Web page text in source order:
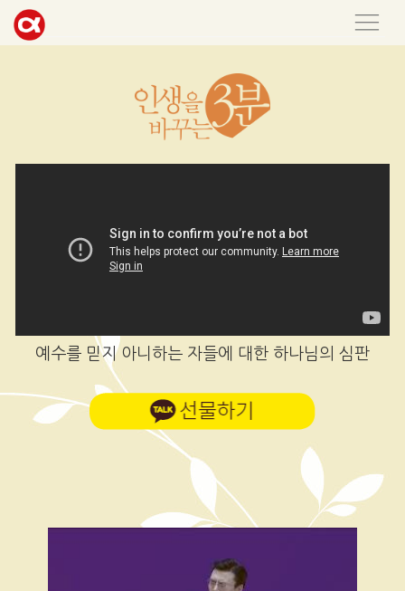
예수를 믿지 아니하는 자들에 대한 하나님의 심판